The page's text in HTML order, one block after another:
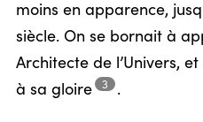
moins en apparence,
siècle. On se bornait à
Architecte de l’Univers,
à sa gloire 3 .